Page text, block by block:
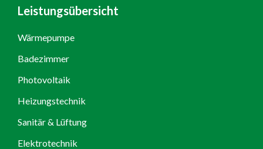
Leistungsübersicht
Wärmepumpe
Badezimmer
Photovoltaik
Heizungstechnik
Sanitär & Lüftung
Elektrotechnik